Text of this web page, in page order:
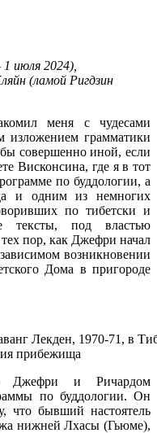
июля 2024),
(ламой Ригдзин
меня с чудесами
изложением грамматики
совершенно иной, если
Висконсина, где я в тот
по буддологии, а
и одним из немногих
по тибетски и
тексты, под властью
пор, как Джефри начал
возникновении
Дома в пригороде
Лекден, 1970-71, в
прибежища
Джефри и Ричардом
по буддологии. Он
что бывший настоятель
нижней Лхасы (Гьюме),